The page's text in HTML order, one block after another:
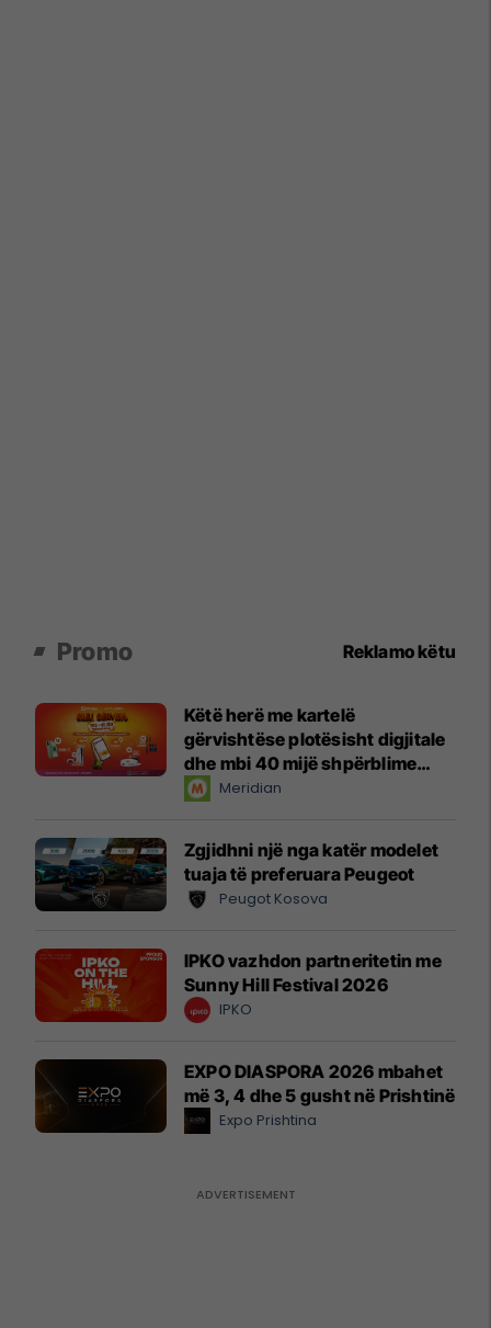
Promo Reklamo këtu
Këtë herë me kartelë
gërvishtëse plotësisht digjitale
dhe mbi 40 mijë shpërblime
instant!Meridian
Zgjidhni një nga katër modelet
tuaja të preferuara Peugeot
Peugot Kosova
IPKO vazhdon partneritetin me
Sunny Hill Festival 2026
IPKO
EXPO DIASPORA 2026 mbahet
më 3, 4 dhe 5 gusht në Prishtinë
Expo Prishtina